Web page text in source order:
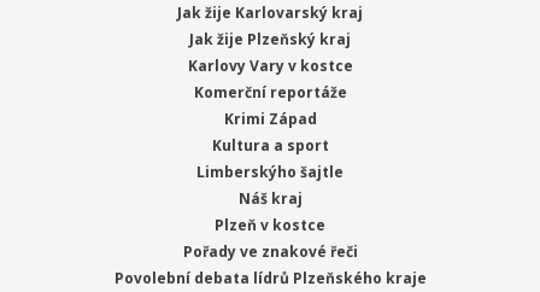
Jak žije Karlovarský kraj
Jak žije Plzeňský kraj
Karlovy Vary v kostce
Komerční reportáže
Krimi Západ
Kultura a sport
Limberskýho šajtle
Náš kraj
Plzeň v kostce
Pořady ve znakové řeči
Povolební debata lídrů Plzeňského kraje